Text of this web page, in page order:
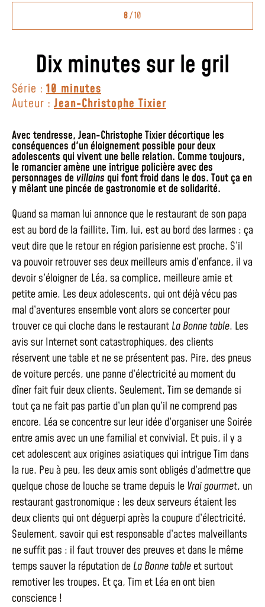
8/ 10
Dix minutes sur le gril
Série : 10 minutes
Auteur : Jean-Christophe Tixier
Avec tendresse, Jean-Christophe Tixier décortique les
conséquences d'un éloignement possible pour deux
adolescents qui vivent une belle relation. Comme toujours,
le romancier amène une intrigue policière avec des
personnages devillains qui font froid dans le dos. Tout ça en
y mêlant une pincée de gastronomie et de solidarité.
Quand sa maman lui annonce que le restaurant de son papa
est au bord de la faillite, Tim, lui, est au bord des larmes : ça
veut dire que le retour en région parisienne est proche. S’il
va pouvoir retrouver ses deux meilleurs amis d’enfance, il va
devoir s’éloigner de Léa, sa complice, meilleure amie et
petite amie. Les deux adolescents, qui ont déjà vécu pas
mal d’aventures ensemble vont alors se concerter pour
trouver ce qui cloche dans le restaurant La Bonne table. Les
avis sur Internet sont catastrophiques, des clients
réservent une table et ne se présentent pas. Pire, des pneus
de voiture percés, une panne d’électricité au moment du
dîner fait fuir deux clients. Seulement, Tim se demande si
tout ça ne fait pas partie d’un plan qu’il ne comprend pas
encore. Léa se concentre sur leur idée d’organiser une Soirée
entre amis avec un une familial et convivial. Et puis, il y a
cet adolescent aux origines asiatiques qui intrigue Tim dans
la rue. Peu à peu, les deux amis sont obligés d’admettre que
quelque chose de louche se trame depuis le Vrai gourmet, un
restaurant gastronomique : les deux serveurs étaient les
deux clients qui ont déguerpi après la coupure d’électricité.
Seulement, savoir qui est responsable d’actes malveillants
ne suffit pas : il faut trouver des preuves et dans le même
temps sauver la réputation de La Bonne table et surtout
remotiver les troupes. Et ça, Tim et Léa en ont bien
conscience !